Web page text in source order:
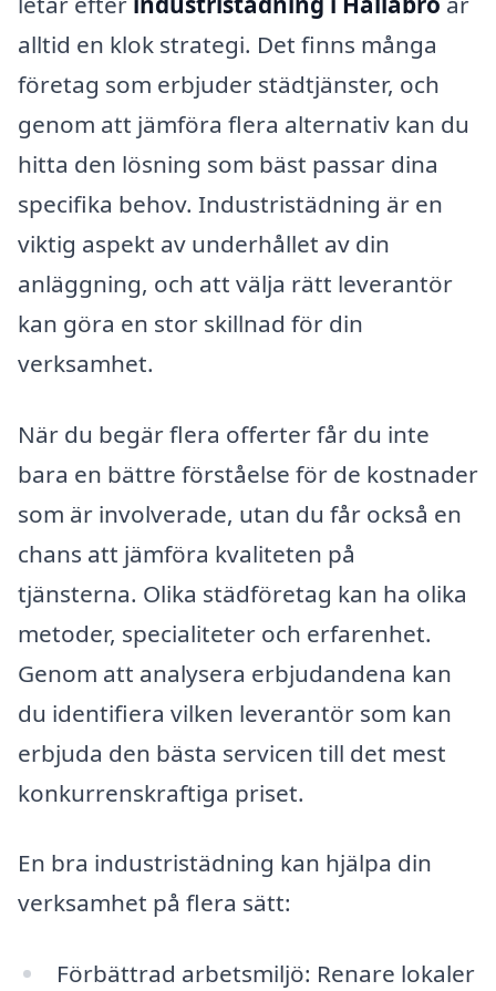
alltid en klok strategi. Det finns många
företag som erbjuder städtjänster, och
genom att jämföra flera alternativ kan du
hitta den lösning som bäst passar dina
specifika behov. Industristädning är en
viktig aspekt av underhållet av din
anläggning, och att välja rätt leverantör
kan göra en stor skillnad för din
verksamhet.
När du begär flera offerter får du inte
bara en bättre förståelse för de kostnader
som är involverade, utan du får också en
chans att jämföra kvaliteten på
tjänsterna. Olika städföretag kan ha olika
metoder, specialiteter och erfarenhet.
Genom att analysera erbjudandena kan
du identifiera vilken leverantör som kan
erbjuda den bästa servicen till det mest
konkurrenskraftiga priset.
En bra industristädning kan hjälpa din
verksamhet på flera sätt:
Förbättrad arbetsmiljö: Renare lokaler